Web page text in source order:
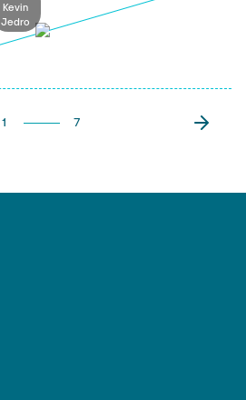
Kevin
Jedro
1 7